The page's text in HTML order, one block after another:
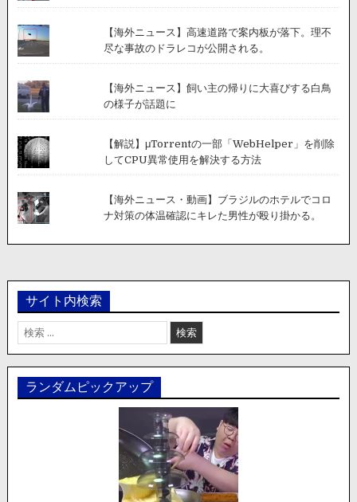
【海外ニュース】高速道路で案内板が落下。理不
尽な事故のドラレコが公開される。
【海外ニュース】飼い主の帰りに大喜びする白鳥
の様子が話題に
【解説】μTorrentの一部「WebHelper」を削除
してCPU異常使用を解決する方法
【海外ニュース・動画】ブラジルのホテルでコロ
ナ対策の体温確認にキレた男性が殴り掛かる。
サイト内検索
検
索:
ランダムピックアップ